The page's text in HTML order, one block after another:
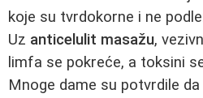
koje su tvrdokorne i ne
Uz anticelulit masažu,
limfa se pokreće, a toksini
Mnoge dame su potvrdile